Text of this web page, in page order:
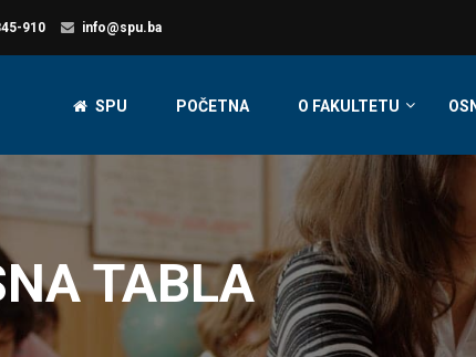
910 info@spu.ba
SPU POČETNA O FAKULTETU
TABLA